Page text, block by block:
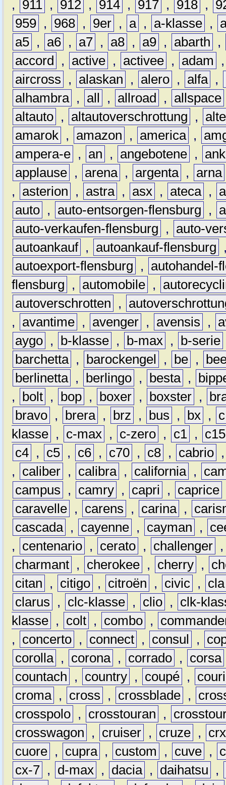
,
911 , 912 , 914 , 917 , 918 ,
959 , 968 , 9er , a , a-klasse ,
a5 , a6 , a7 , a8 , a9 , abarth
,
accord
, active , activee , adam
aircross
, alaskan , alero , alfa ,
alhambra , all , allroad , allspace
altauto , altautoverschrottung ,
amarok , amazon , america ,
ampera-e , an , angebotene ,
applause , arena , argenta , arna
,
asterion , astra , asx , ateca ,
auto , auto-entsorgen-flensburg ,
auto-verkaufen-flensburg
,
auto-
autoankauf , autoankauf-flensburg
autoexport-flensburg
,
autohandel-
flensburg
, automobile ,
autoverschrotten
,
,
avantime , avenger , avensis ,
aygo , b-klasse , b-max , b-serie
barchetta , barockengel , be ,
berlinetta , berlingo , besta ,
,
bolt , bop , boxer , boxster ,
bravo , brera , brz , bus , bx ,
c
klasse , c-max , c-zero , c1 ,
c15
c4 , c5 , c6 , c70 , c8 , cabrio
,
caliber , calibra , california ,
campus
, camry , capri , caprice
caravelle , carens , carina ,
cascada , cayenne , cayman ,
,
centenario , cerato , challenger
charmant , cherokee , cherry ,
citan
, citigo , citroën , civic ,
cla
clarus
, clc-klasse , clio ,
clk-
klasse , colt , combo ,
,
concerto , connect , consul ,
corolla , corona , corrado , corsa
countach
, country , coupé ,
croma , cross , crossblade ,
crosspolo , crosstouran ,
crosswagon
, cruiser , cruze ,
crx
cuore , cupra , custom , cuve ,
cx-7 , d-max , dacia , daihatsu
,